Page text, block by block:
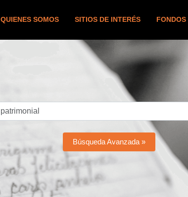
QUIENES SOMOS SITIOS DE INTERÉS FONDOS
Búsqueda Avanzada »